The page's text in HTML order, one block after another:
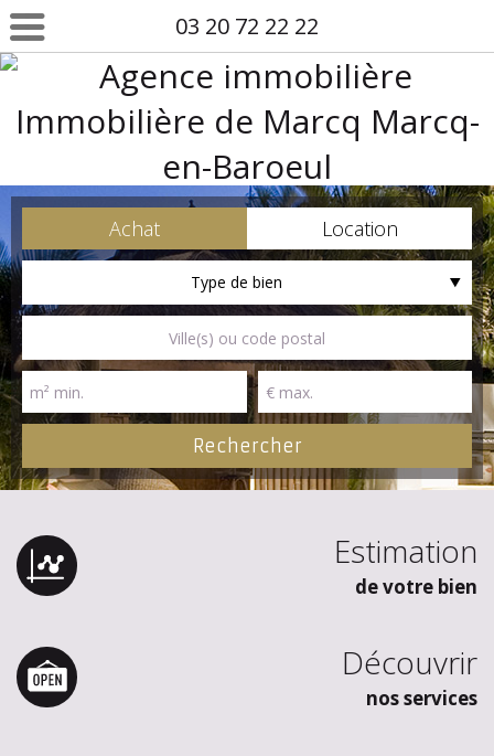
03 20 72 22 22
Achat Location
Type de bien
Estimation
de votre bien
Découvrir
nos services